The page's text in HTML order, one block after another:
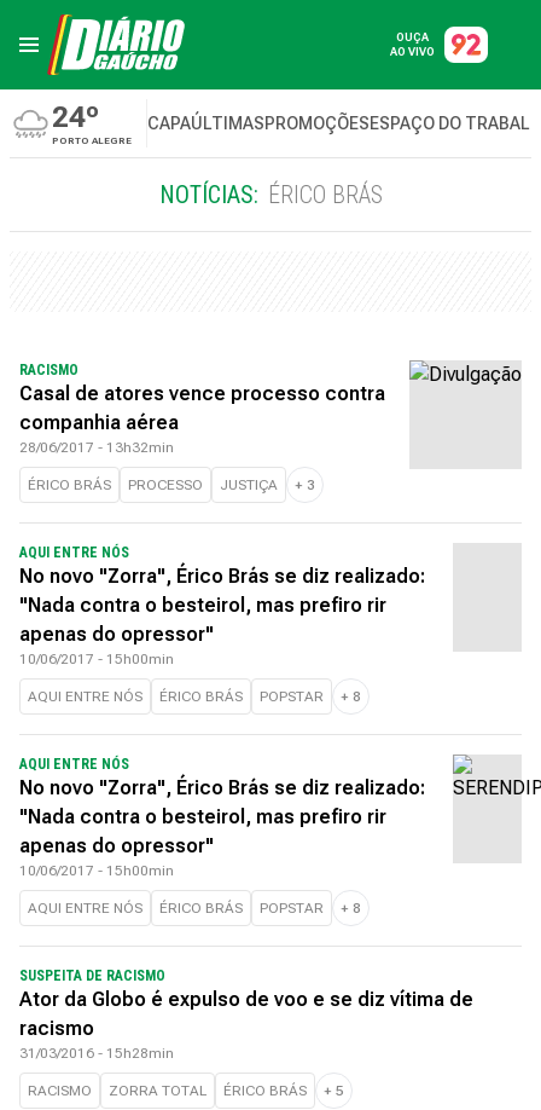
OUÇA
AO VIVO
24º
PORTO ALEGRE
CAPAÚLTIMASPROMOÇÕESESPAÇO DO
NOTÍCIAS: ÉRICO BRÁS
RACISMO
Casal de atores vence processo contra
companhia aérea
28/06/2017 - 13h32min
ÉRICO BRÁS PROCESSO JUSTIÇA + 3
AQUI ENTRE NÓS
No novo "Zorra", Érico Brás se diz realizado:
"Nada contra o besteirol, mas prefiro rir
apenas do opressor"
10/06/2017 - 15h00min
AQUI ENTRE NÓS ÉRICO BRÁS POPSTAR + 8
AQUI ENTRE NÓS
No novo "Zorra", Érico Brás se diz realizado:
"Nada contra o besteirol, mas prefiro rir
apenas do opressor"
10/06/2017 - 15h00min
AQUI ENTRE NÓS ÉRICO BRÁS POPSTAR + 8
SUSPEITA DE RACISMO
Ator da Globo é expulso de voo e se diz vítima de
racismo
31/03/2016 - 15h28min
RACISMO ZORRA TOTAL ÉRICO BRÁS + 5